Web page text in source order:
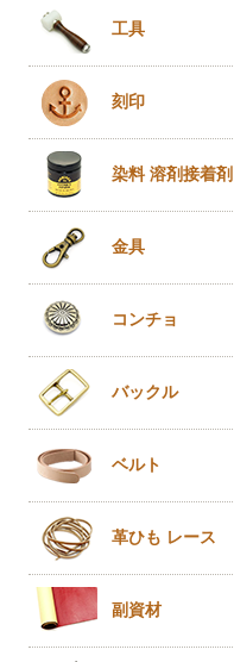
工具
刻印
染料 溶剤接着剤
金具
コンチョ
バックル
ベルト
革ひも レース
副資材